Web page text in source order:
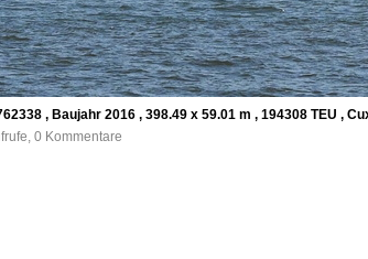
, Baujahr 2016 , 398.49 x 59.01 m , 194308 TEU ,
0 Kommentare